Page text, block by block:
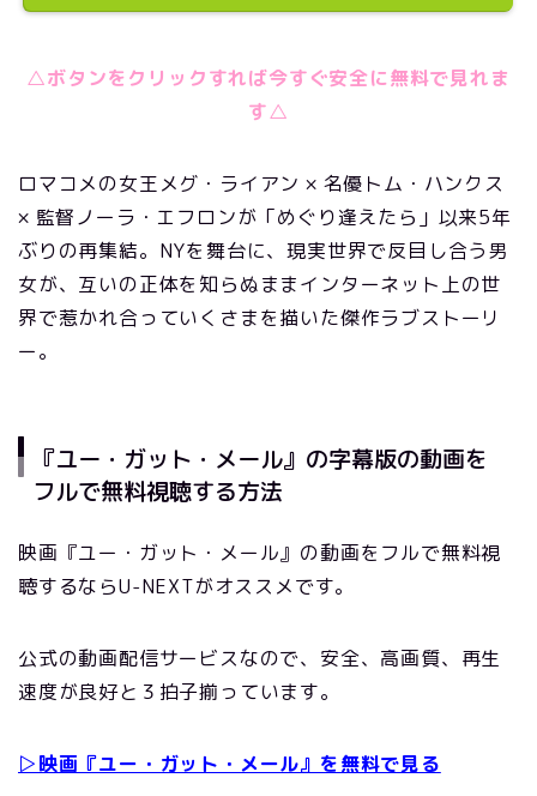
△ボタンをクリックすれば今すぐ安全に無料で見れま
す△
ロマコメの女王メグ・ライアン × 名優トム・ハンクス
× 監督ノーラ・エフロンが「めぐり逢えたら」以来5年
ぶりの再集結。NYを舞台に、現実世界で反目し合う男
女が、互いの正体を知らぬままインターネット上の世
界で惹かれ合っていくさまを描いた傑作ラブストーリ
ー。
『ユー・ガット・メール』の字幕版の動画を
フルで無料視聴する方法
映画『ユー・ガット・メール』の動画をフルで無料視
聴するならU-NEXTがオススメです。
公式の動画配信サービスなので、安全、高画質、再生
速度が良好と３拍子揃っています。
▷映画『ユー・ガット・メール』を無料で見る